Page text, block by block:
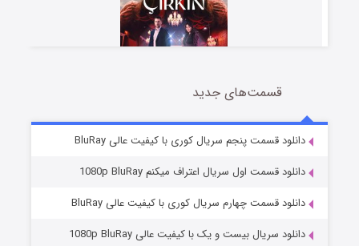
سریال زشت
قسمت5 (زیرنویس) منتشر شد
قسمت‌های جدید
دانلود قسمت پنجم سریال کوری با کیفیت عالی BluRay
دانلود قسمت اول سریال اعتراف میکنم 1080p BluRay
دانلود قسمت چهارم سریال کوری با کیفیت عالی BluRay
دانلود سریال بیست و یک با کیفیت عالی 1080p BluRay